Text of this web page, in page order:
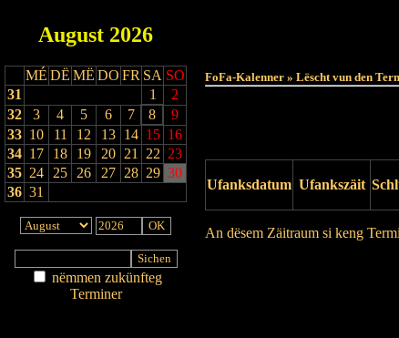
August 2026
MÉ DË MË DO FR SA SO
31
1
2
32
3 4 5 6 7 8
9
33 10 11 12 13 14 15 16
34 17 18 19 20 21 22 23
35 24 25 26 27 28 29 30
36 31
nëmmen zukünfteg
Terminer
FoFa-Kalenner » Lëscht vun den
Ufanksdatum Ufankszäit
An dësem Zäitraum si keng